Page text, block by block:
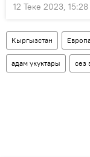
12 Теке 2023, 15:28
Кыргызстан
адам укуктары сөз